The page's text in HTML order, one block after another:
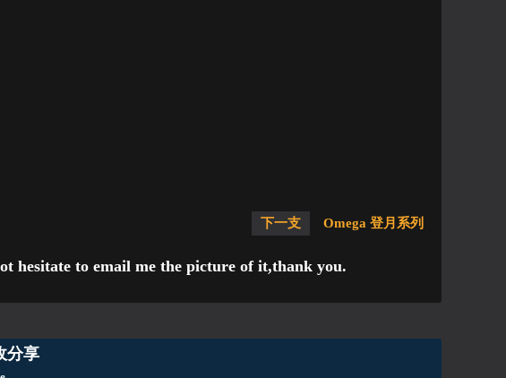
下一支 Omega 登月系列
hesitate to email me the picture of it,thank you.
分享